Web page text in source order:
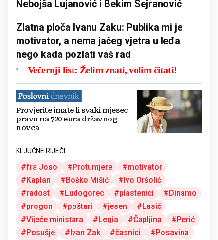
Nebojša Lujanović i Bekim Sejranović
Zlatna ploča Ivanu Zaku: Publika mi je
motivator, a nema jačeg vjetra u leđa
nego kada pozlati vaš rad
Večernji list: Želim znati, volim čitati!
Provjerite imate li svaki mjesec
pravo na 720 eura državnog
novca
KLJUČNE RIJEČI
fra Joso Protumjere
motivator
Kaplan
Boško Mišić
Ivo Oršolić
radost
Ludogorec plastenici
Dinamo
progon
poštari jesen
Lasić
Vijeće ministara
Legia Čapljina
Perić
Posušje
Ivan Zak časnici
Posavina